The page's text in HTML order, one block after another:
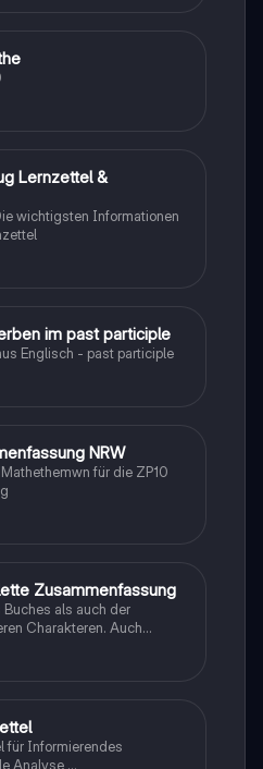
Lernzettel &
wichtigsten Informationen
im past participle
Englisch - past participle
NRW
für die ZP10
Zusammenfassung
als auch der
Charakteren. Auch
ohne KI erstellt
für Informierendes
Analyse,